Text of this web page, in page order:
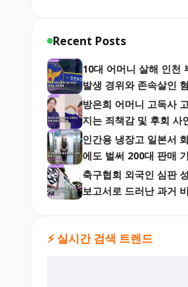
Recent Posts
10대 어머니 살해 인천
발생 경위와 존속살인
방은희 어머니 고독사
지는 죄책감 및 후회 사
인간용 냉장고 일본서
에도 벌써 200대 판매
축구협회 외국인 심판
보고서로 드러난 과거
⚡ 실시간 검색 트렌드